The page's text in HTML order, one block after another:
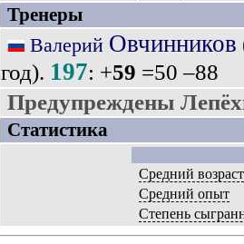
Тренеры
Валерий Овчинников
год). 197: +59 =50 –88
Предупреждены
Статистика
Средний возраст
Средний опыт
Степень